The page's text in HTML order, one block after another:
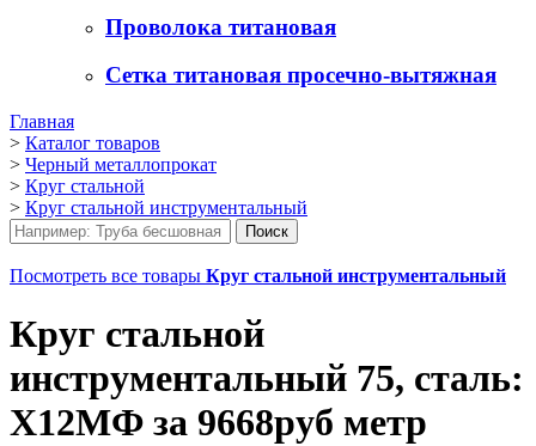
Проволока титановая
Сетка титановая просечно-вытяжная
Главная
> Каталог товаров
> Черный металлопрокат
> Круг стальной
> Круг стальной инструментальный
Посмотреть все товары Круг стальной инструментальный
Круг стальной
инструментальный 75, сталь:
Х12МФ за 9668руб метр